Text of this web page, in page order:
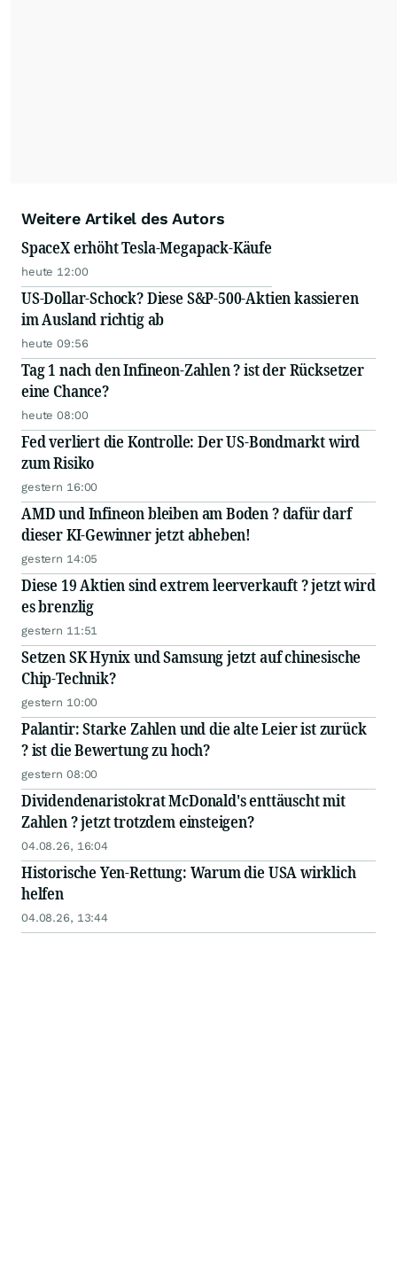
Weitere Artikel des Autors
SpaceX erhöht Tesla-Megapack-Käufe
heute 12:00
US-Dollar-Schock? Diese S&P-500-Aktien kassieren
im Ausland richtig ab
heute 09:56
Tag 1 nach den Infineon-Zahlen ? ist der Rücksetzer
eine Chance?
heute 08:00
Fed verliert die Kontrolle: Der US-Bondmarkt wird
zum Risiko
gestern 16:00
AMD und Infineon bleiben am Boden ? dafür darf
dieser KI-Gewinner jetzt abheben!
gestern 14:05
Diese 19 Aktien sind extrem leerverkauft ? jetzt wird
es brenzlig
gestern 11:51
Setzen SK Hynix und Samsung jetzt auf chinesische
Chip-Technik?
gestern 10:00
Palantir: Starke Zahlen und die alte Leier ist zurück
? ist die Bewertung zu hoch?
gestern 08:00
Dividendenaristokrat McDonald's enttäuscht mit
Zahlen ? jetzt trotzdem einsteigen?
04.08.26, 16:04
Historische Yen-Rettung: Warum die USA wirklich
helfen
04.08.26, 13:44